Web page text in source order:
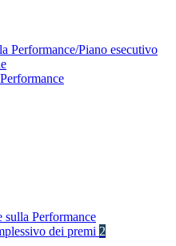
Performance/Piano esecutivo
sulla Performance
dei premi 2